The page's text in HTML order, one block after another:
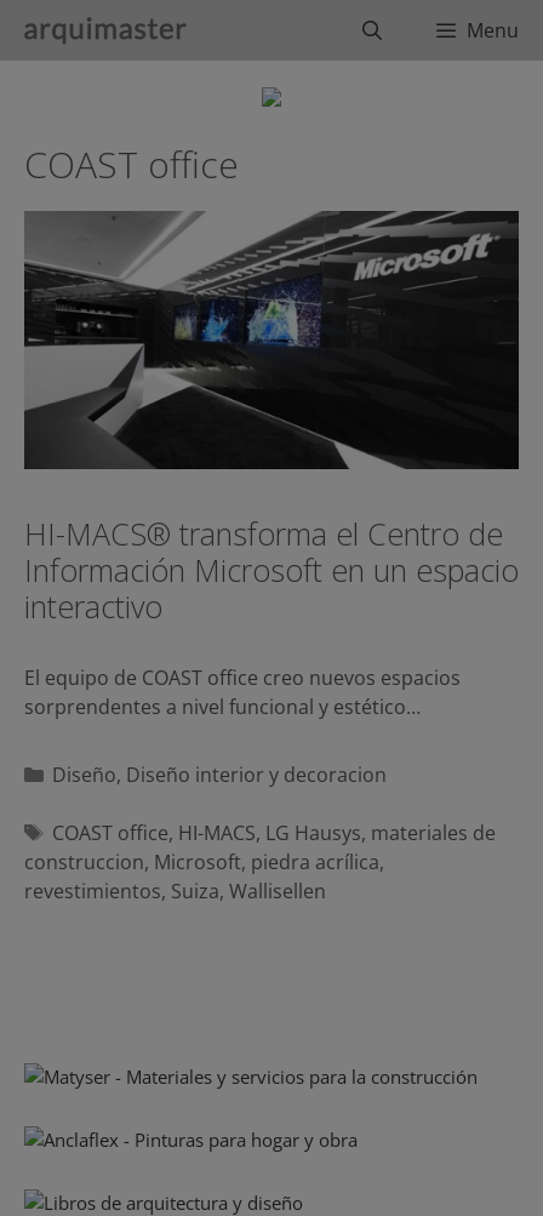
BuscarMenu
COAST office
HI-MACS® transforma el Centro de
Información Microsoft en un espacio
interactivo
El equipo de COAST office creo nuevos espacios
sorprendentes a nivel funcional y estético…
Categorías
Diseño, Diseño interior y decoracion
Etiquetas
COAST office, HI-MACS, LG Hausys, materiales de
construccion, Microsoft, piedra acrílica,
revestimientos, Suiza, Wallisellen